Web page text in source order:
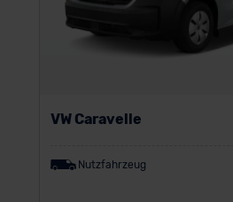
VW Caravelle
Nutzfahrzeug